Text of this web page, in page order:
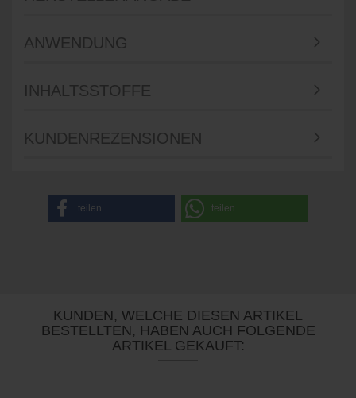
ANWENDUNG
INHALTSSTOFFE
KUNDENREZENSIONEN
teilen teilen
KUNDEN, WELCHE DIESEN ARTIKEL
BESTELLTEN, HABEN AUCH FOLGENDE
ARTIKEL GEKAUFT: